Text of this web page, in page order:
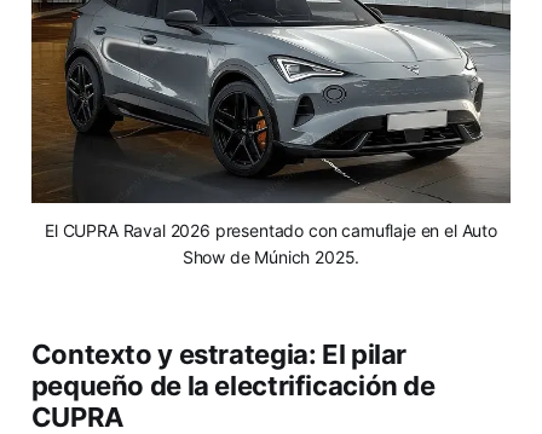
El CUPRA Raval 2026 presentado con camuflaje en el Auto
Show de Múnich 2025.
Contexto y estrategia: El pilar
pequeño de la electrificación de
CUPRA